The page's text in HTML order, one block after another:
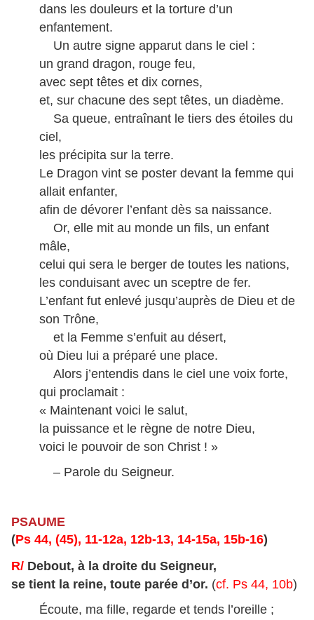
dans les douleurs et la torture d’un
enfantement.
Un autre signe apparut dans le ciel :
un grand dragon, rouge feu,
avec sept têtes et dix cornes,
et, sur chacune des sept têtes, un diadème.
Sa queue, entraînant le tiers des étoiles du
ciel,
les précipita sur la terre.
Le Dragon vint se poster devant la femme qui
allait enfanter,
afin de dévorer l’enfant dès sa naissance.
Or, elle mit au monde un fils, un enfant
mâle,
celui qui sera le berger de toutes les nations,
les conduisant avec un sceptre de fer.
L’enfant fut enlevé jusqu’auprès de Dieu et de
son Trône,
et la Femme s’enfuit au désert,
où Dieu lui a préparé une place.
Alors j’entendis dans le ciel une voix forte,
qui proclamait :
« Maintenant voici le salut,
la puissance et le règne de notre Dieu,
voici le pouvoir de son Christ ! »
– Parole du Seigneur.
PSAUME
(Ps 44, (45), 11-12a, 12b-13, 14-15a, 15b-16)
R/ Debout, à la droite du Seigneur,
se tient la reine, toute parée d’or. (cf. Ps 44, 10b)
Écoute, ma fille, regarde et tends l’oreille ;